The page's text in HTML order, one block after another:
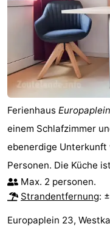
Ferienhaus
einem Schlafzimmer
ebenerdige Unterkunft
Personen. Die Küche
Max. 2 personen.
Strandentfernung:
Europaplein 23,